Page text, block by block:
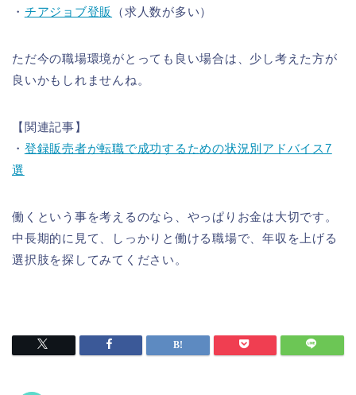
・ チアジョブ登販 （求人数が多い）
ただ今の職場環境がとっても良い場合は、少し考えた方が
良いかもしれませんね。
【関連記事】
・ 登録販売者が転職で成功するための状況別アドバイス7
選
働くという事を考えるのなら、やっぱりお金は大切です。
中長期的に見て、しっかりと働ける職場で、年収を上げる
選択肢を探してみてください。